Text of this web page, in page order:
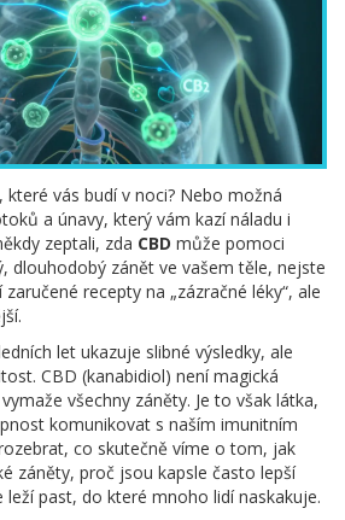
vás budí v noci? Nebo možná
a únavy, který vám kazí náladu i
zeptali, zda CBD může pomoci
dlouhodobý zánět ve vašem těle, nejste
recepty na „zázračné léky“, ale
let ukazuje slibné výsledky, ale
CBD (kanabidiol) není magická
všechny záněty. Je to však látka,
komunikovat s naším imunitním
co skutečně víme o tom, jak
záněty, proč jsou kapsle často lepší
past, do které mnoho lidí naskakuje.